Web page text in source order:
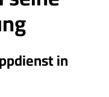
in